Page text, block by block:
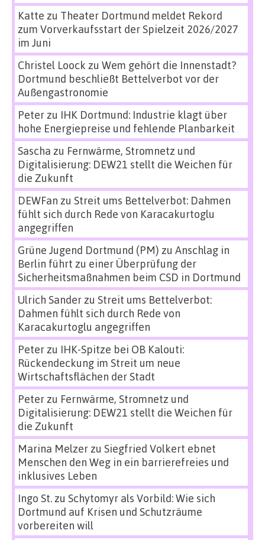
Katte zu Theater Dortmund meldet Rekord
zum Vorverkaufsstart der Spielzeit 2026/2027
im Juni
Christel Loock zu Wem gehört die Innenstadt?
Dortmund beschließt Bettelverbot vor der
Außengastronomie
Peterzu IHK Dortmund: Industrie klagt über
hohe Energiepreise und fehlende Planbarkeit
Sascha zu Fernwärme, Stromnetz und
Digitalisierung: DEW21 stellt die Weichen für
die Zukunft
DEWFan zu Streit ums Bettelverbot: Dahmen
fühlt sich durch Rede von Karacakurtoglu
angegriffen
Grüne Jugend Dortmund (PM) zu Anschlag in
Berlin führt zu einer Überprüfung der
Sicherheitsmaßnahmen beim CSD in Dortmund
Ulrich Sanderzu Streit ums Bettelverbot:
Dahmen fühlt sich durch Rede von
Karacakurtoglu angegriffen
Peterzu IHK-Spitze bei OB Kalouti:
Rückendeckung im Streit um neue
Wirtschaftsflächen der Stadt
Peterzu Fernwärme, Stromnetz und
Digitalisierung: DEW21 stellt die Weichen für
die Zukunft
Marina Melzerzu Siegfried Volkert ebnet
Menschen den Weg in ein barrierefreies und
inklusives Leben
Ingo St.zu Schytomyr als Vorbild: Wie sich
Dortmund auf Krisen und Schutzräume
vorbereiten will